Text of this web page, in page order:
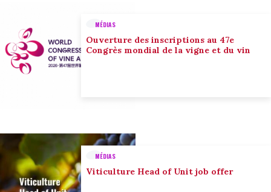
MÉDIAS
Ouverture des inscriptions au 47e
Congrès mondial de la vigne et du vin
MÉDIAS
Viticulture Head of Unit job offer